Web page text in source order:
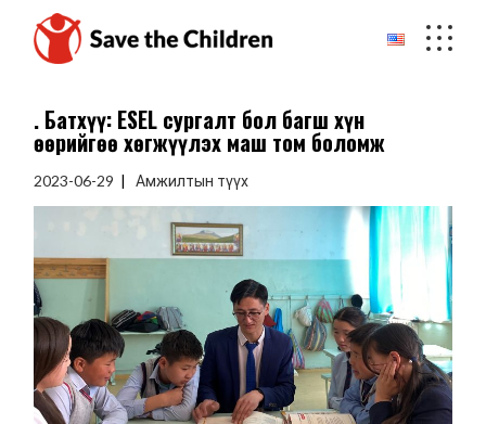
content
Ө. Батхүү: ESEL сургалт бол багш хүн
өөрийгөө хөгжүүлэх маш том боломж
2023-06-29 Амжилтын түүх